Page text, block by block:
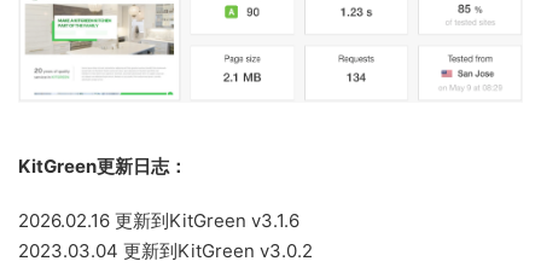
KitGreen更新日志：
2026.02.16 更新到KitGreen v3.1.6
2023.03.04 更新到KitGreen v3.0.2